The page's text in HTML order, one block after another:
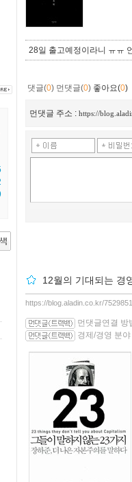
28일 출고예정이라니 ㅠㅠ
댓글(0) 먼댓글(0) 좋아요(0)
먼댓글 주소 : https://
12월의 기대되는 경
https://blog.aladin.co.kr/
먼댓글연결 방
경제/경영 분